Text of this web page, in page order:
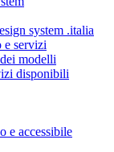
system .italia
e servizi
modelli
disponibili
e accessibile